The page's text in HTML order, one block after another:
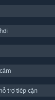
người chơi
trợ tiếp cận